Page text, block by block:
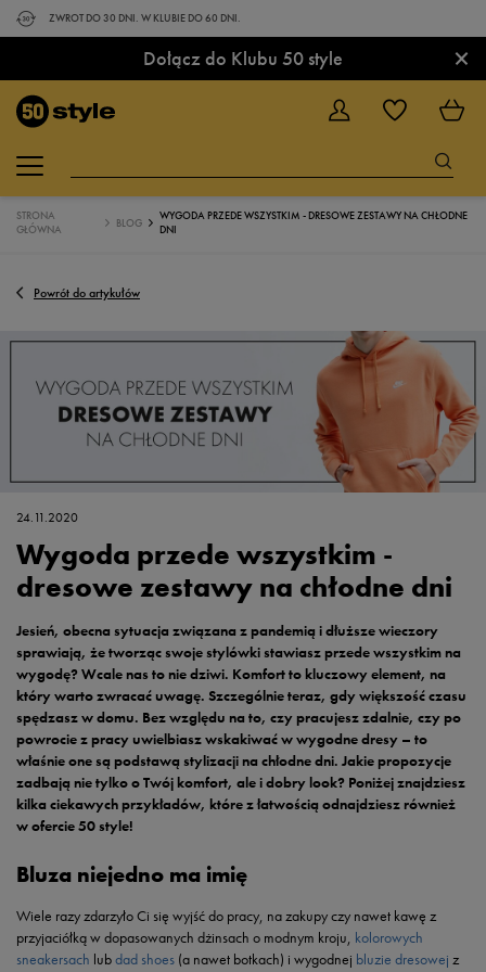
ZWROT DO 30 DNI. W KLUBIE DO 60 DNI.
Dołącz do Klubu 50 style ×
STRONA
GŁÓWNA
BLOG
WYGODA PRZEDE WSZYSTKIM - DRESOWE ZESTAWY NA CHŁODNE
DNI
Powrót do artykułów
24.11.2020
Wygoda przede wszystkim -
dresowe zestawy na chłodne dni
Jesień, obecna sytuacja związana z pandemią i dłuższe wieczory
sprawiają, że tworząc swoje stylówki stawiasz przede wszystkim na
wygodę? Wcale nas to nie dziwi. Komfort to kluczowy element, na
który warto zwracać uwagę. Szczególnie teraz, gdy większość czasu
spędzasz w domu. Bez względu na to, czy pracujesz zdalnie, czy po
powrocie z pracy uwielbiasz wskakiwać w wygodne dresy – to
właśnie one są podstawą stylizacji na chłodne dni. Jakie propozycje
zadbają nie tylko o Twój komfort, ale i dobry look? Poniżej znajdziesz
kilka ciekawych przykładów, które z łatwością odnajdziesz również
w ofercie 50 style!
Bluza niejedno ma imię
Wiele razy zdarzyło Ci się wyjść do pracy, na zakupy czy nawet kawę z
przyjaciółką w dopasowanych dżinsach o modnym kroju, kolorowych
sneakersach lubdad shoes (a nawet botkach) i wygodnej bluzie dresowej z